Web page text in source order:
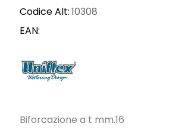
Codice Alt:10308
EAN:
Biforcazione a t mm.16